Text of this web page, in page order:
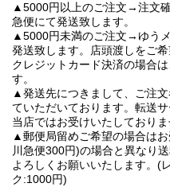
▲5000円以上のご注文→注文
急便にて発送致します。
▲5000円未満のご注文→ゆう
発送致します。店頭渡しをご
クレジットカード決済の場合
す。
▲発送先につきまして、ご注
ていただいております。転送
当店ではお受けいたしておりま
▲郵便局留めご希望の場合は
川急便300円)の場合と異なり
よろしくお願いいたします。
ク:1000円)